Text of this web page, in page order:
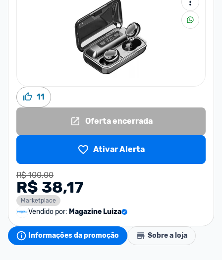
11
Oferta encerrada
Ativar Alerta
R$ 100,00
R$ 38,17
Marketplace
Vendido por: Magazine Luiza
Informações da promoção Sobre a loja